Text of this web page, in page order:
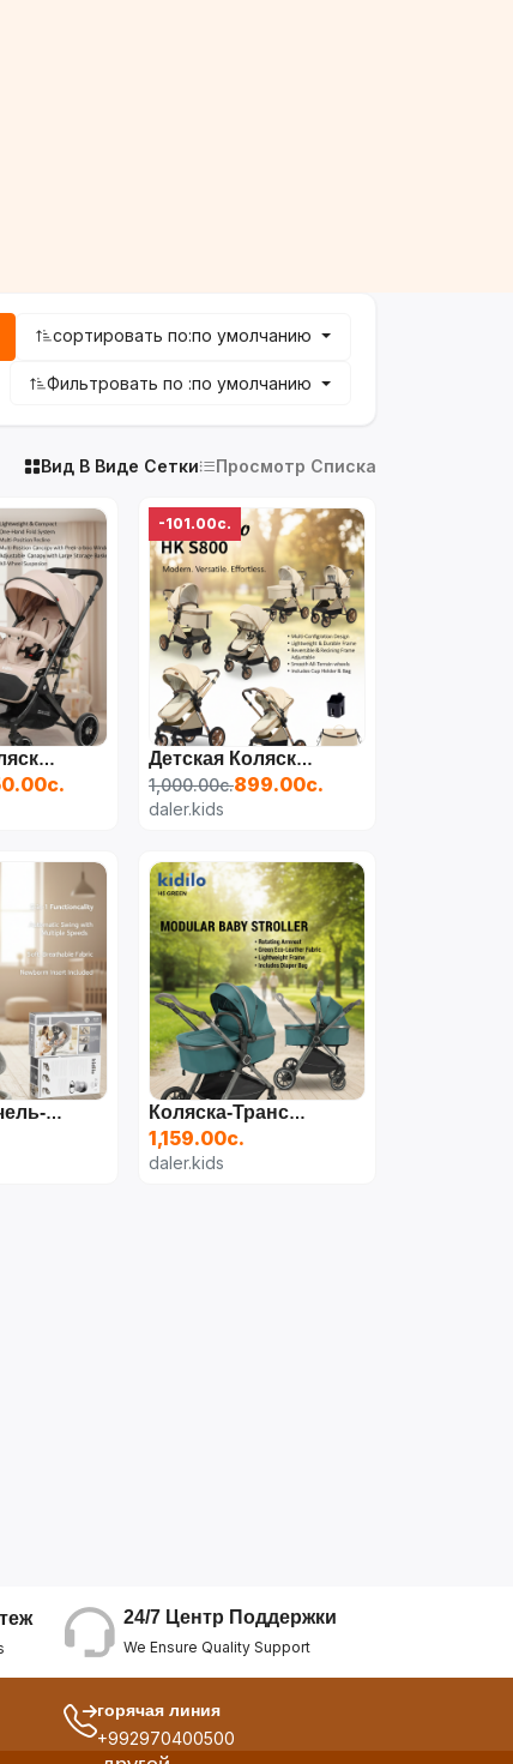
сортировать по:по умолчанию
Фильтровать по :по умолчанию
Вид В Виде Сетки Просмотр Списка
Детская Коляска Kidilo 535 (цвет Хаки)
-101.00с.
Детская Коляска BaoLebao HK S800
1,000.00с.899.00с.
daler.kids
Детская Качель-Шезлонг KIDILO E05D (тёмно-Серый) Коляска-Трансформер KIDILO H5
1,159.00с.
daler.kids
24/7 Центр Поддержки
We Ensure Quality Support
горячая линия
+992970400500